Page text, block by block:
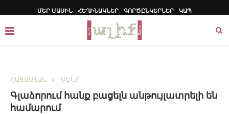
ՄԵՐ ՄԱՍԻՆ ՀԵՂԻՆԱԿՆԵՐ ԳՈՐԾԸՆԿԵՐՆԵՐ ԿԱՊ
ՀԱՅԱՍՏԱՆ ՄԵՆՔ
Գլաձորում հանք բացելն անթույլատրելի են
համարում